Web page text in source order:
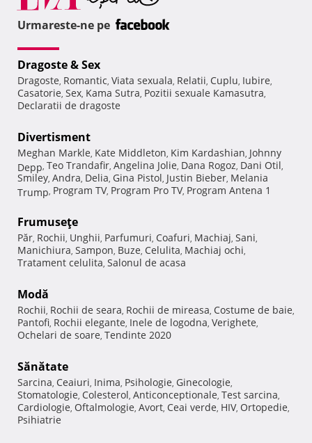
Urmareste-ne pe
Dragoste & Sex
Dragoste, Romantic, Viata sexuala, Relatii, Cuplu, Iubire,
Casatorie, Sex, Kama Sutra, Pozitii sexuale Kamasutra,
Declaratii de dragoste
Divertisment
Meghan Markle, Kate Middleton, Kim Kardashian, Johnny
Depp, Teo Trandafir, Angelina Jolie, Dana Rogoz, Dani Otil,
Smiley, Andra, Delia, Gina Pistol, Justin Bieber, Melania
Trump, Program TV, Program Pro TV, Program Antena 1
Frumuseţe
Păr, Rochii, Unghii, Parfumuri, Coafuri, Machiaj, Sani,
Manichiura, Sampon, Buze, Celulita, Machiaj ochi,
Tratament celulita, Salonul de acasa
Modă
Rochii, Rochii de seara, Rochii de mireasa, Costume de baie,
Pantofi, Rochii elegante, Inele de logodna, Verighete,
Ochelari de soare, Tendinte 2020
Sănătate
Sarcina, Ceaiuri, Inima, Psihologie, Ginecologie,
Stomatologie, Colesterol, Anticonceptionale, Test sarcina,
Cardiologie, Oftalmologie, Avort, Ceai verde, HIV, Ortopedie,
Psihiatrie